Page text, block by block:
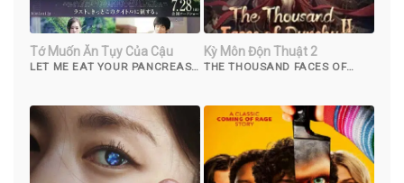
Tớ Muốn Ăn Tụy Của Cậu
LET ME EAT YOUR PANCREAS
Kỳ Môn Độn Thuật 2
THE THOUSAND FACES OF